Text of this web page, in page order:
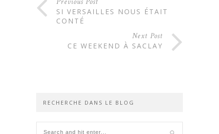
SI VERSAILLES NOUS ÉTAIT
CONTÉ
Next Post
CE WEEKEND À SACLAY
RECHERCHE DANS LE BLOG